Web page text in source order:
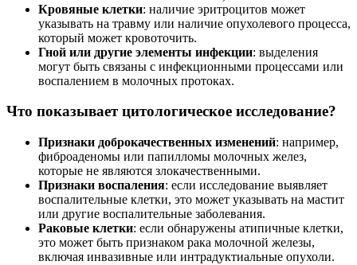
Кровяные клетки: наличие эритроцитов может
указывать на травму или наличие опухолевого процесса,
который может кровоточить.
Гной или другие элементы инфекции: выделения
могут быть связаны с инфекционными процессами или
воспалением в молочных протоках.
Что показывает цитологическое исследование?
Признаки доброкачественных изменений: например,
фиброаденомы или папилломы молочных желез,
которые не являются злокачественными.
Признаки воспаления: если исследование выявляет
воспалительные клетки, это может указывать на мастит
или другие воспалительные заболевания.
Раковые клетки: если обнаружены атипичные клетки,
это может быть признаком рака молочной железы,
включая инвазивные или интрадуктиальные опухоли.